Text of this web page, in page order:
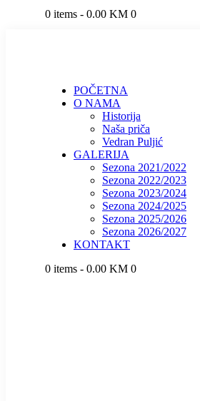
0 items - 0.00 KM 0
POČETNA
O NAMA
Historija
Naša priča
Vedran Puljić
GALERIJA
Sezona 2021/2022
Sezona 2022/2023
Sezona 2023/2024
Sezona 2024/2025
Sezona 2025/2026
Sezona 2026/2027
KONTAKT
0 items - 0.00 KM 0